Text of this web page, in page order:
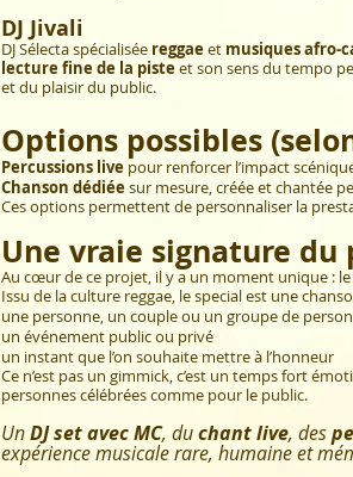
DJ Jivali
DJ Sélecta spécialisée reggae et musiques afro-
lecture fine de la piste et son sens du tempo
et du plaisir du public.
Options possibles
Percussions live pour renforcer l’impact
Chanson dédiée sur mesure, créée et chantée
Ces options permettent de personnaliser la
Une vraie signature du
Au cœur de ce projet, il y a un moment unique : le
Issu de la culture reggae, le special est une
une personne, un couple ou un groupe de
un événement public ou privé
un instant que l’on souhaite mettre à l’honneur
Ce n’est pas un gimmick, c’est un temps fort
personnes célébrées comme pour le public.
​UnDJ set avec MC, duchant live, des
expérience musicale rare, humaine et